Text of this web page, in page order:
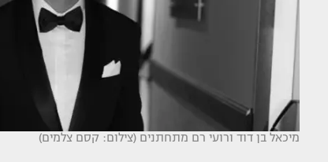
מיכאל בן דוד ורועי רם מתחתנים (צילום: קסם צלמים)